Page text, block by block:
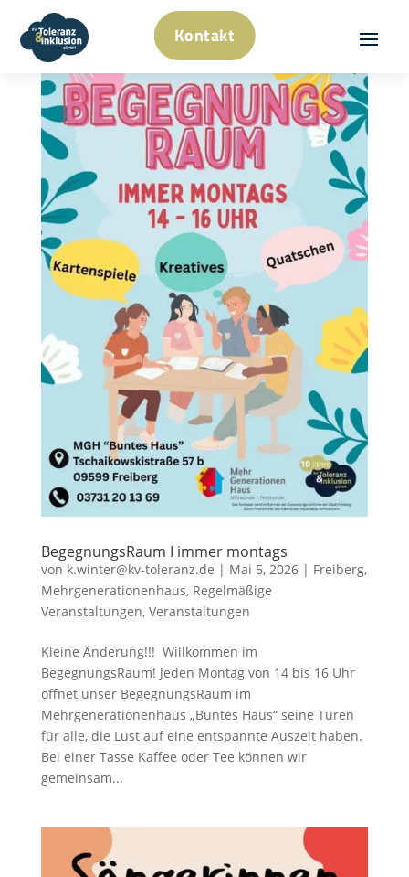
Kontakt
BegegnungsRaum I immer montags
von k.winter@kv-toleranz.de | Mai 5, 2026| Freiberg,
Mehrgenerationenhaus, Regelmäßige
Veranstaltungen, Veranstaltungen
Kleine Änderung!!! Willkommen im
BegegnungsRaum! Jeden Montag von 14 bis 16 Uhr
öffnet unser BegegnungsRaum im
Mehrgenerationenhaus „Buntes Haus“ seine Türen
für alle, die Lust auf eine entspannte Auszeit haben.
Bei einer Tasse Kaffee oder Tee können wir
gemeinsam...